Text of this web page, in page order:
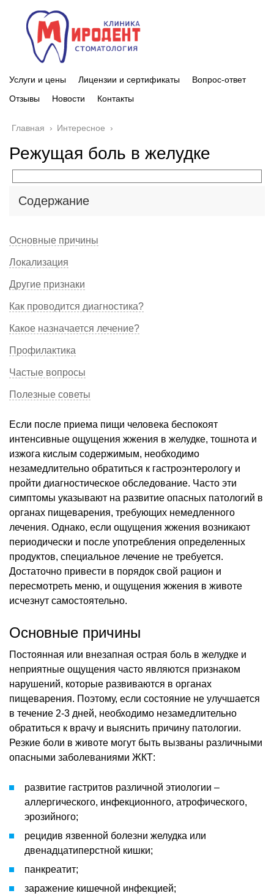
Услуги и цены Лицензии и сертификаты
Вопрос-ответ
Отзывы
Новости Контакты
Главная › Интересное ›
Режущая боль в желудке
Содержание
Основные причины
Локализация
Другие признаки
Как проводится диагностика?
Какое назначается лечение?
Профилактика
Частые вопросы
Полезные советы
Если после приема пищи человека беспокоят
интенсивные ощущения жжения в желудке, тошнота и
изжога кислым содержимым, необходимо
незамедлительно обратиться к гастроэнтерологу и
пройти диагностическое обследование. Часто эти
симптомы указывают на развитие опасных патологий в
органах пищеварения, требующих немедленного
лечения. Однако, если ощущения жжения возникают
периодически и после употребления определенных
продуктов, специальное лечение не требуется.
Достаточно привести в порядок свой рацион и
пересмотреть меню, и ощущения жжения в животе
исчезнут самостоятельно.
Основные причины
Постоянная или внезапная острая боль в желудке и
неприятные ощущения часто являются признаком
нарушений, которые развиваются в органах
пищеварения. Поэтому, если состояние не улучшается
в течение 2-3 дней, необходимо незамедлительно
обратиться к врачу и выяснить причину патологии.
Резкие боли в животе могут быть вызваны различными
опасными заболеваниями ЖКТ:
развитие гастритов различной этиологии –
аллергического, инфекционного, атрофического,
эрозийного;
рецидив язвенной болезни желудка или
двенадцатиперстной кишки;
панкреатит;
заражение кишечной инфекцией;